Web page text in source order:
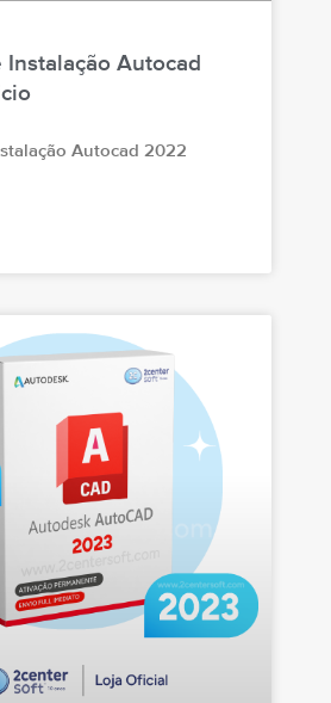
Autocad
Autocad 2022